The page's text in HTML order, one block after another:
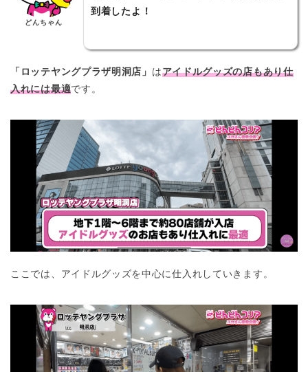
どんちゃん
到着したよ！
「ロッテヤングプラザ明洞店」 はアイドルグッズの店もあり仕
入れには最適です。
ここでは、アイドルグッズを中心に仕入れしていきます。